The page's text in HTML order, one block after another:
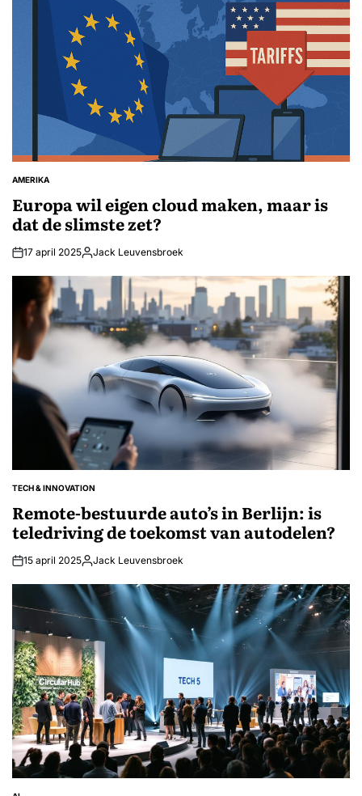
GEPLAATST
AMERIKA
Europa wil eigen cloud maken, maar is
dat de slimste zet?
17 april 2025Geplaatst
Jack Leuvensbroek
GEPLAATST
TECH & INNOVATION
Remote-bestuurde auto’s in Berlijn: is
teledriving de toekomst van autodelen?
15 april 2025Geplaatst
Jack Leuvensbroek